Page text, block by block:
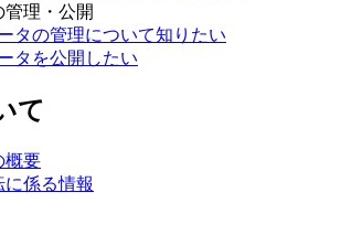
理・公開
タの管理について知りたい
タを公開したい
て
概要
に係る情報